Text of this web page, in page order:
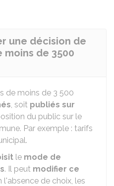
une décision de
de 3500
de moins de 3 500
, soit publiés sur
du public sur le
Par exemple : tarifs
le mode de
. Il peut modifier ce
de choix, les